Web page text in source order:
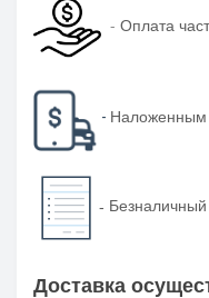
- Оплата
- Наложенным
- Безналичный
Доставка